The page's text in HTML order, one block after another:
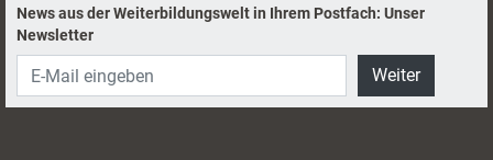
News aus der Weiterbildungswelt in Ihrem Postfach: Unser
Newsletter
Weiter